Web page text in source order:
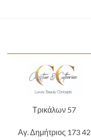
Τρικάλων 57
Αγ. Δημήτριος 173 42